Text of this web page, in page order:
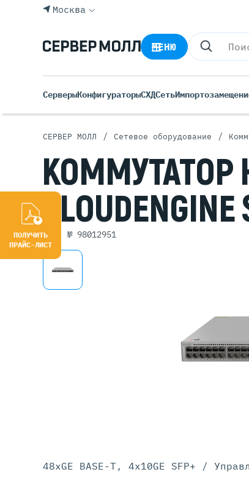
Москва
МЕНЮ
СерверыКонфигураторыСХДСеть
СЕРВЕР МОЛЛ / Сетевое оборудование /
КОММУТАТОР
CLOUDENGINE
арт. № 98012951
48xGE BASE-T, 4x10GE SFP+ /
ПОЛУЧИТЬ
ПРАЙС-ЛИСТ